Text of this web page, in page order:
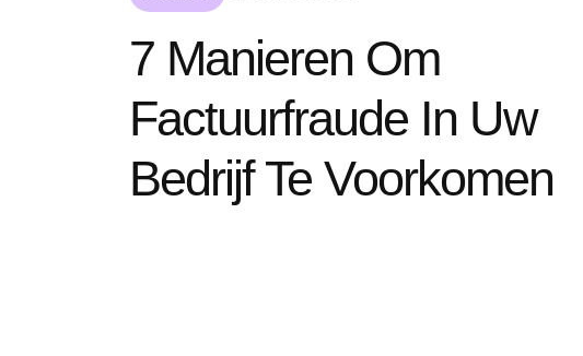
7 Manieren Om
Factuurfraude In Uw
Bedrijf Te Voorkomen